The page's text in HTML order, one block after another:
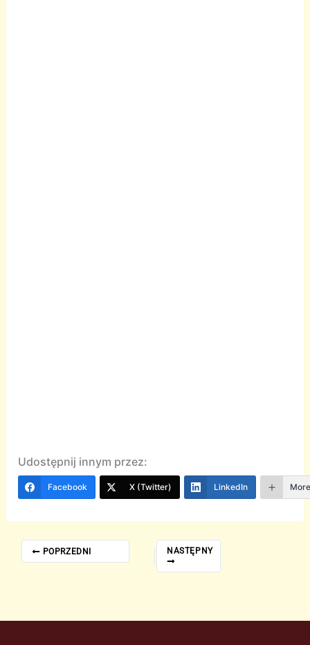
Udostępnij innym przez:
Facebook X (Twitter) LinkedIn
POPRZEDNI NASTĘPNY